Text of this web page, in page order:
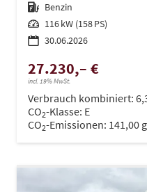
Kraftstoff Benzin
Leistung 116 kW (158 PS)
30.06.2026
27.230,– €
incl. 19% MwSt.
Verbrauch kombiniert:
CO2-Klasse: E
CO2-Emissionen: 141,00